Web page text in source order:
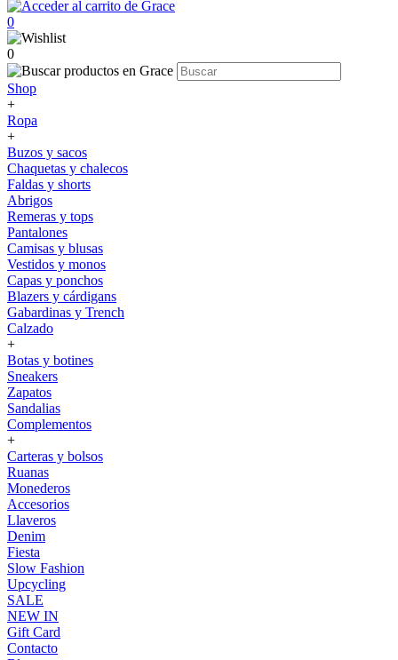
0
0
Shop
+
Ropa
+
Buzos y sacos
Chaquetas y chalecos
Faldas y shorts
Abrigos
Remeras y tops
Pantalones
Camisas y blusas
Vestidos y monos
Capas y ponchos
Blazers y cárdigans
Gabardinas y Trench
Calzado
+
Botas y botines
Sneakers
Zapatos
Sandalias
Complementos
+
Carteras y bolsos
Ruanas
Monederos
Accesorios
Llaveros
Denim
Fiesta
Slow Fashion
Upcycling
SALE
NEW IN
Gift Card
Contacto